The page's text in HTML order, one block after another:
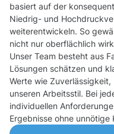
basiert auf der
Niedrig- und
weiterentwickeln. So
nicht nur oberflächlich
Unser Team besteht aus
Lösungen schätzen und
Werte wie
unseren Arbeitsstil. Bei
individuellen
Ergebnisse ohne unnötige